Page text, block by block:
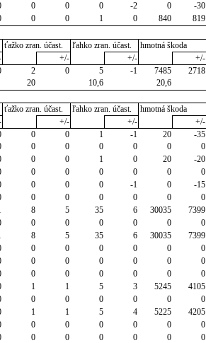
0 0 0 -2 0 -30
0 0 1 0 840 819
ťažko zran. účast. ľahko zran. účast. hmotná škoda
+/- +/- +/-
2 0 5 -1 7485 2718
20 10,6 20,6
ťažko zran. účast. ľahko zran. účast. hmotná škoda
+/- +/- +/-
0 0 1 -1 20 -35
0 0 0 0 0 0
0 0 1 0 20 -20
0 0 0 0 0 0
0 0 0 -1 0 -15
0 0 0 0 0 0
8 5 35 6 30035 7399
0 0 0 0 0 0
8 5 35 6 30035 7399
0 0 0 0 0 0
0 0 0 0 0 0
0 0 0 0 0 0
1 1 5 3 5245 4105
0 0 0 0 0 0
1 1 5 4 5225 4205
0 0 0 0 0 0
0 0 0 0 0 0